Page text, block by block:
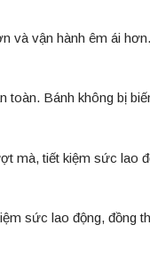
và vận hành êm ái
toàn. Bánh không bị
mà, tiết kiệm sức lao
sức lao động, đồng